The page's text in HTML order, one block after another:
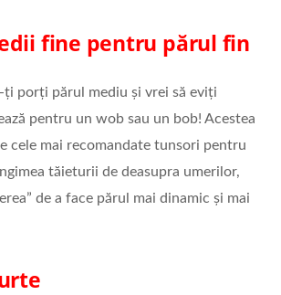
fine pentru părul fin
ți porți părul mediu și vrei să eviți
pentru un wob sau un bob! Acestea
cele mai recomandate tunsori pentru
tăieturii de deasupra umerilor,
de a face părul mai dinamic și mai